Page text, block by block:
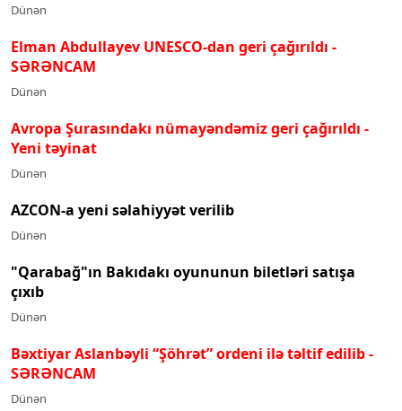
Dünən
Elman Abdullayev UNESCO-dan geri çağırıldı -
SƏRƏNCAM
Dünən
Avropa Şurasındakı nümayəndəmiz geri çağırıldı -
Yeni təyinat
Dünən
AZCON-a yeni səlahiyyət verilib
Dünən
"Qarabağ"ın Bakıdakı oyununun biletləri satışa
çıxıb
Dünən
Bəxtiyar Aslanbəyli “Şöhrət” ordeni ilə təltif edilib-
SƏRƏNCAM
Dünən